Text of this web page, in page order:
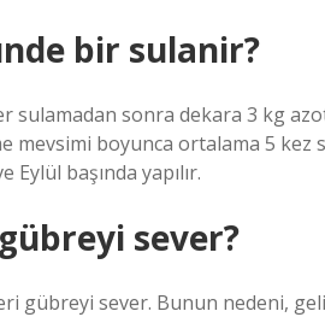
bir sulanir?
sulamadan sonra dekara 3 kg
mevsimi boyunca ortalama 5 kez
Eylül başında yapılır.
sever?
gübreyi sever. Bunun nedeni,